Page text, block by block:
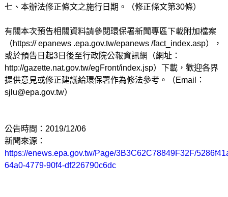
七、本辦法修正條文之施行日期。（修正條文第30條）
有關本次預告相關資料請參閱環保署新聞專區下載附加檔案
（https:// epanews .epa.gov.tw/epanews /fact_index.asp），
或於預告日起3日後至行政院公報資訊網（網址：
http://gazette.nat.gov.tw/egFront/index.jsp）下載，歡迎各界
提供意見或修正建議給環保署作為修法參考。（Email：
sjlu@epa.gov.tw）
公告時間：2019/12/06
新聞來源：
https://enews.epa.gov.tw/Page/3B3C62C78849F32F/
64a0-4779-90f4-df226790c6dc